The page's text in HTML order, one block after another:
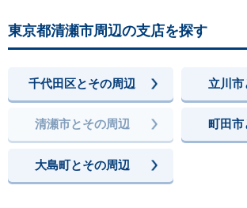
東京都清瀬市周辺の支店を探す
千代田区とその周辺 立川市
清瀬市とその周辺 町田市
大島町とその周辺